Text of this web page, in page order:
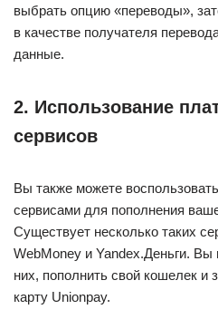
выбрать опцию «переводы»,
в качестве получателя
данные.
2. Использование
сервисов
Вы также можете
сервисами для пополнения
Существует несколько таких
WebMoney и Yandex.Деньги.
них, пополнить свой кошелек и
карту Unionpay.